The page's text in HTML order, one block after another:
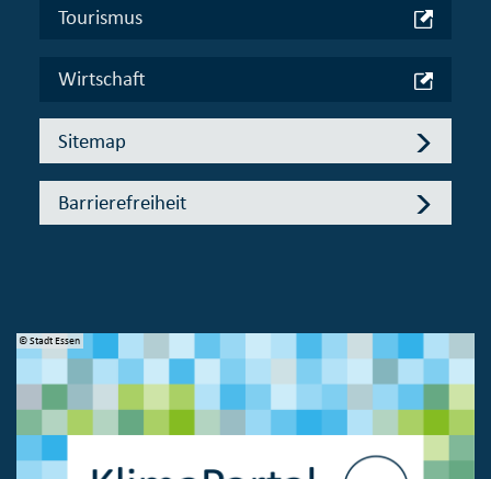
Tourismus
Wirtschaft
Sitemap
Barrierefreiheit
© Stadt Essen